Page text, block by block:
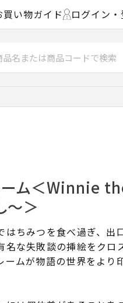
買い物ガイド ログイン
ーム＜Winnie
～＞
はちみつを食べ過ぎ、出
名な失敗談の挿絵をクロ
ームが物語の世界をより